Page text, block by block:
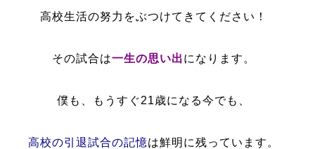
高校生活の努力をぶつけてきてください！
その試合は一生の思い出になります。
僕も、もうすぐ21歳になる今でも、
高校の引退試合の記憶は鮮明に残っています。